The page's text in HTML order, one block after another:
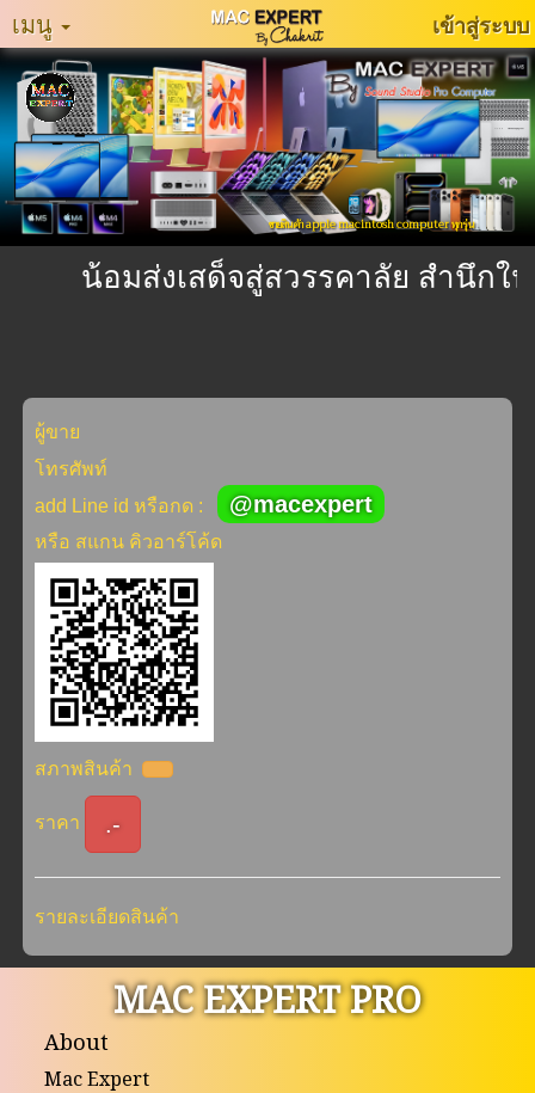
หน้า
หลัก
MacExpertMuzeum
แจ้ง
ปัญหา
เรา
เมนู เข้าสู่ระบบ
ขายสินค้า apple macintosh computer ทุกรุ่น
น้อมส่งเสด็จสู่สวรรคาลัย สำนึกใ
ผู้ขาย
โทรศัพท์
add Line id หรือกด :
@macexpert
หรือ สแกน คิวอาร์โค้ด
สภาพสินค้า
ราคา .-
รายละเอียดสินค้า
MAC EXPERT PRO
About
Mac Expert